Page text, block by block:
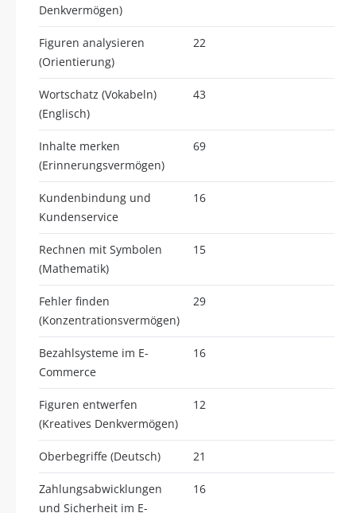
Denkvermögen)
Figuren analysieren
(Orientierung)
22
Wortschatz (Vokabeln)
(Englisch)
43
Inhalte merken
(Erinnerungsvermögen)
69
Kundenbindung und
Kundenservice
16
Rechnen mit Symbolen
(Mathematik)
15
Fehler finden
(Konzentrationsvermögen)
29
Bezahlsysteme im E-
Commerce
16
Figuren entwerfen
(Kreatives Denkvermögen)
12
Oberbegriffe (Deutsch) 21
Zahlungsabwicklungen
und Sicherheit im E-
16